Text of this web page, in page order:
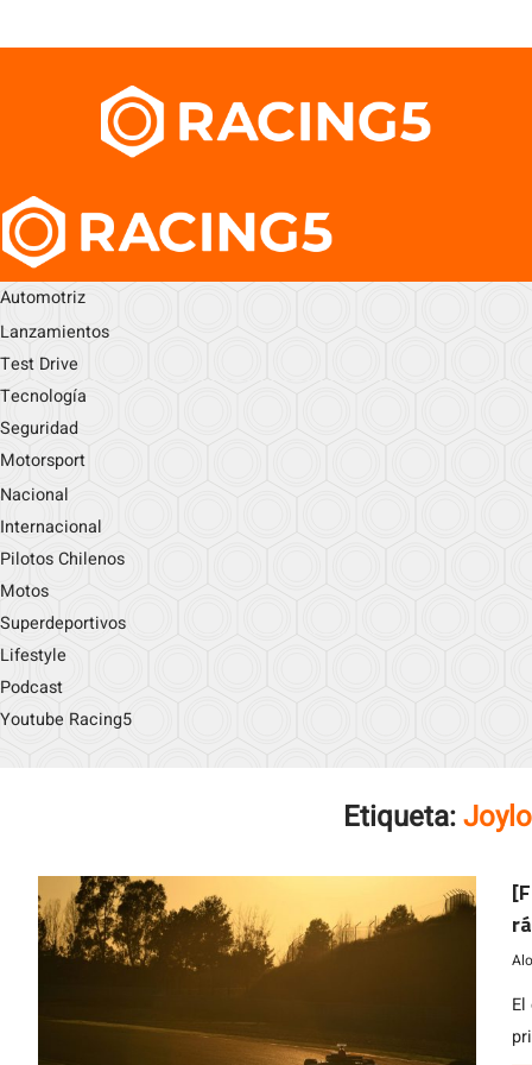
Automotriz
Lanzamientos
Test Drive
Tecnología
Seguridad
Motorsport
Nacional
Internacional
Pilotos Chilenos
Motos
Superdeportivos
Lifestyle
Podcast
Youtube Racing5
Etiqueta: